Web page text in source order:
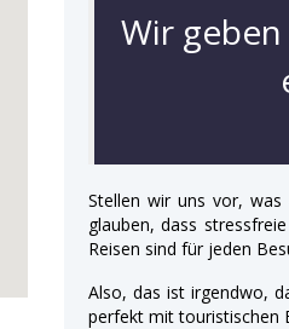
Wir
Stellen wir uns vor,
glauben, dass
Reisen sind für jeden
Also, das ist irgendwo,
perfekt mit touristischen